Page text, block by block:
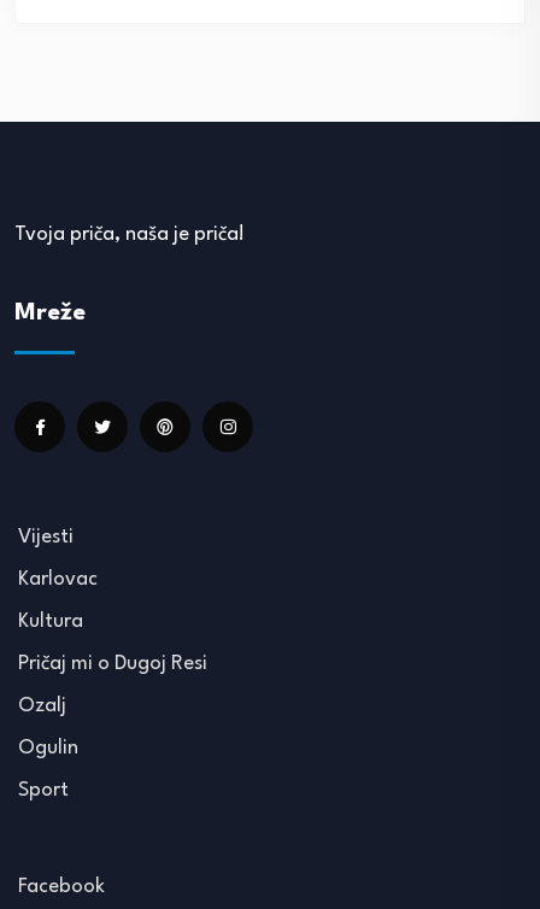
Tvoja priča, naša je priča!
Mreže
Vijesti
Karlovac
Kultura
Pričaj mi o Dugoj Resi
Ozalj
Ogulin
Sport
Facebook